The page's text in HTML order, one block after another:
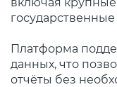
Платформа
данных, что
отчёты без